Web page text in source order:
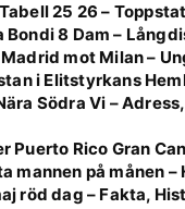
25 26 –
Bondi 8 Dam –
Madrid mot Milan –
i Elitstyrkans
Södra Vi –
Puerto Rico Gran
mannen på månen –
röd dag – Fakta,